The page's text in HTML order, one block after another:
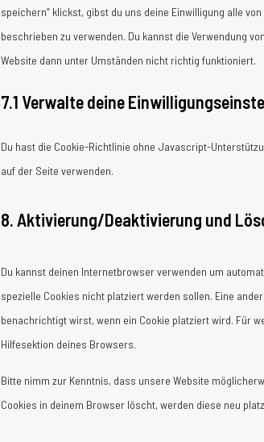
speichern“ klickst, gibst du uns deine Einwilligung alle
beschrieben zu verwenden. Du kannst die Verwendung
Website dann unter Umständen nicht richtig funktioniert.
7.1 Verwalte deine
Du hast die Cookie-Richtlinie ohne Javascript-
auf der Seite verwenden.
8. Aktivierung/Deaktivierung und
Du kannst deinen Internetbrowser verwenden um
spezielle Cookies nicht platziert werden sollen. Eine
benachrichtigt wirst, wenn ein Cookie platziert wird. Für
Hilfesektion deines Browsers.
Bitte nimm zur Kenntnis, dass unsere Website
Cookies in deinem Browser löscht, werden diese neu